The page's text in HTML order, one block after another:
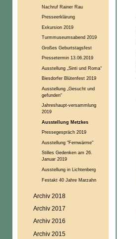
Nachruf Rainer Rau
Presseerklärung
Exkursion 2019
Turmmuseumsabend 2019
Großes Geburtstagsfest
Pressetermin 13.06.2019
Ausstellung „Sinti und Roma“
Biesdorfer Blütenfest 2019
Ausstellung „Gesucht und
gefunden“
Jahreshaupt-versammlung
2019
Ausstellung Metzkes
Pressegespräch 2019
Ausstellung "Fernwärme"
Stilles Gedenken am 26.
Januar 2019
Ausstellung in Lichtenberg
Festakt 40 Jahre Marzahn
Archiv 2018
Archiv 2017
Archiv 2016
Archiv 2015